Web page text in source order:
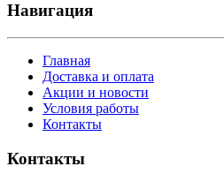
Навигация
Главная
Доставка и оплата
Акции и новости
Условия работы
Контакты
Контакты